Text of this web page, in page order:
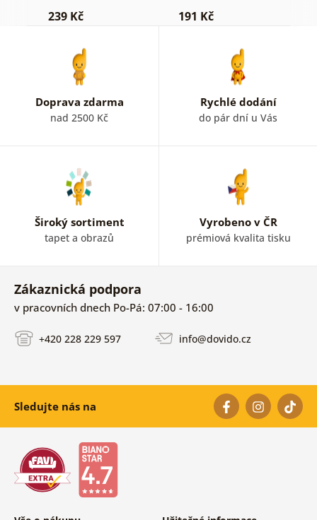
provedení
239 Kč 191 Kč
Doprava zdarma
nad 2500 Kč
Rychlé dodání
do pár dní u Vás
Široký sortiment
tapet a obrazů
Vyrobeno v ČR
prémiová kvalita tisku
Zákaznická podpora
v pracovních dnech Po-Pá: 07:00 - 16:00
+420 228 229 597 info@dovido.cz
Sledujte nás na